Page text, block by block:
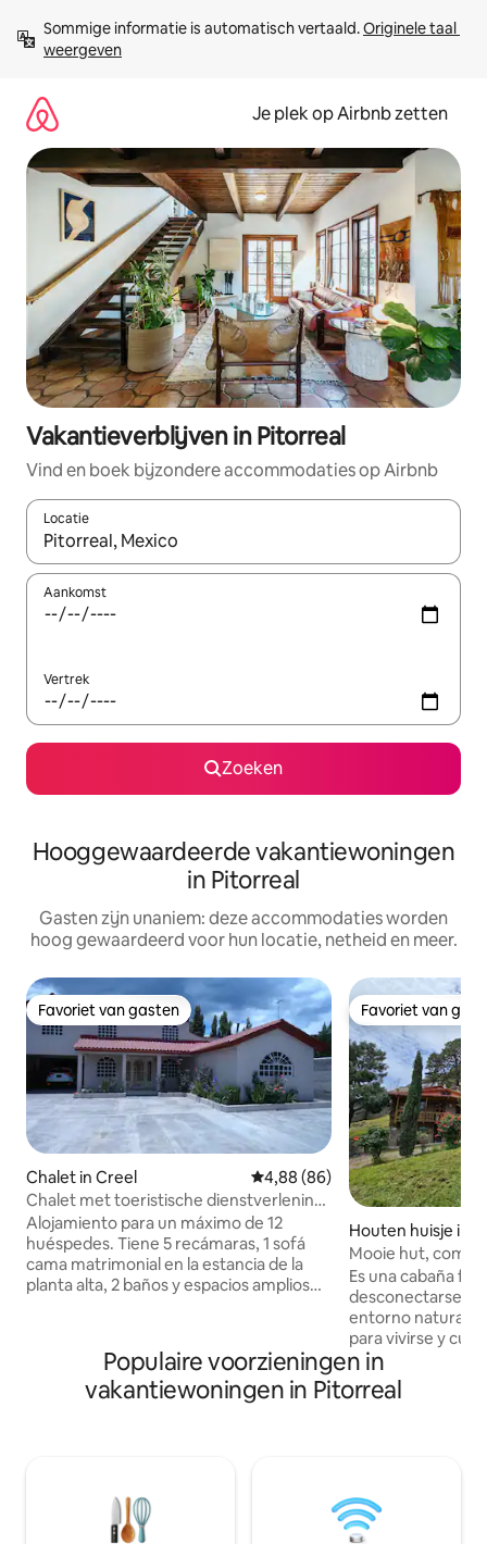
direct
naar
Sommige informatie is automatisch vertaald. Originele taal
weergeven
Je plek op Airbnb zetten
Vakantieverblijven in Pitorreal
Vind en boek bijzondere accommodaties op Airbnb
Locatie
Wanneer er resultaten beschikbaar zijn, maak je een keuze
Aankomst
Vertrek
Zoeken
Hooggewaardeerde vakantiewoningen
in Pitorreal
Gasten zijn unaniem: deze accommodaties worden
hoog gewaardeerd voor hun locatie, netheid en meer.
Favoriet van gasten
Favoriet van gasten
Chalet in Creel Gemiddelde beoordeling van
4,88 (86)
Chalet met toeristische dienstverlening
Creel
Alojamiento para un máximo de 12
huéspedes. Tiene 5 recámaras, 1 sofá
cama matrimonial en la estancia de la
planta alta, 2 baños y espacios amplios
a un lado de la avenida principal del
pueblo mágico de Creel. Lugar de fácil
Favoriet van
Favoriet van
Houten huisje in
Mooie hut,
Es una cabaña
desconectarse y
entorno natural.
para vivirse y
por lo que
huéspedes
dentro del
con el entorno,
urbano u
Populaire voorzieningen in
vakantiewoningen in Pitorreal